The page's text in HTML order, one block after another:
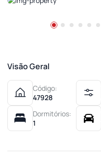
Visão Geral
Código:
47928
Dormitórios:
1